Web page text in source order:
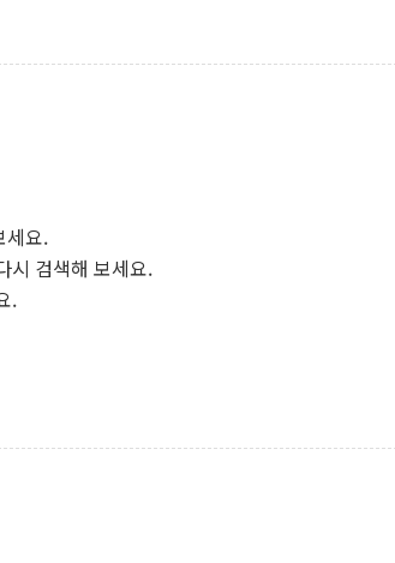
세요.
시 검색해 보세요.
.